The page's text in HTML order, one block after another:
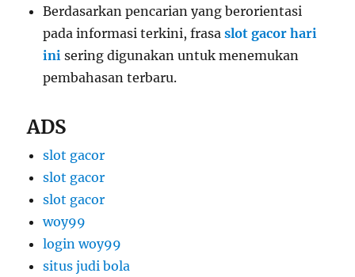
Berdasarkan pencarian yang berorientasi
pada informasi terkini, frasaslot gacor hari
ini sering digunakan untuk menemukan
pembahasan terbaru.
ADS
slot gacor
slot gacor
slot gacor
woy99
login woy99
situs judi bola